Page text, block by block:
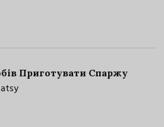
Приготувати Спаржу